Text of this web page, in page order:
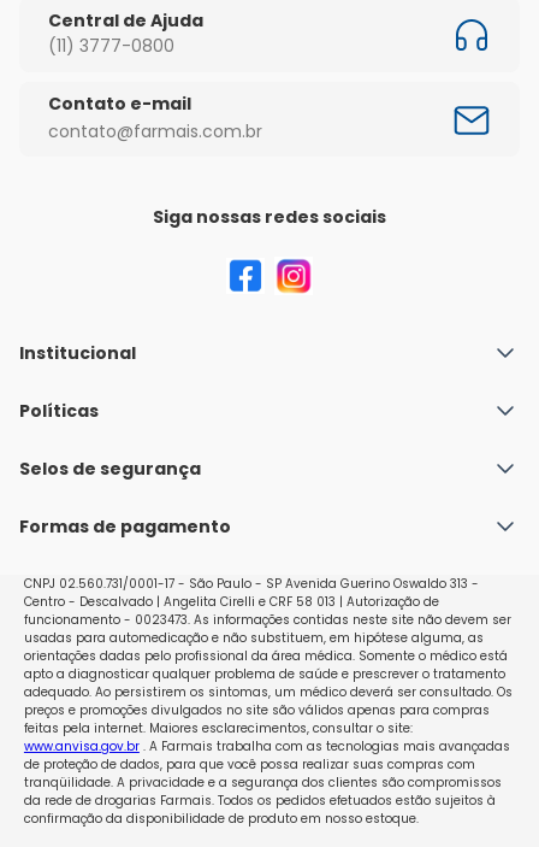
Central de Ajuda
(11) 3777-0800
Contato e-mail
contato@farmais.com.br
Siga nossas redes sociais
Institucional
Quem Somos
Nossas lojas
Políticas
Política de Envio
Políticas de Trocas e Devoluções
Selos de segurança
Formas de pagamento
CNPJ 02.560.731/0001-17 - São Paulo - SP Avenida Guerino Oswaldo 313 -
Centro - Descalvado | Angelita Cirelli e CRF 58 013 | Autorização de
funcionamento - 0023473. As informações contidas neste site não devem ser
usadas para automedicação e não substituem, em hipótese alguma, as
orientações dadas pelo profissional da área médica. Somente o médico está
apto a diagnosticar qualquer problema de saúde e prescrever o tratamento
adequado. Ao persistirem os sintomas, um médico deverá ser consultado. Os
preços e promoções divulgados no site são válidos apenas para compras
feitas pela internet. Maiores esclarecimentos, consultar o site:
www.anvisa.gov.br. A Farmais trabalha com as tecnologias mais avançadas
de proteção de dados, para que você possa realizar suas compras com
tranqüilidade. A privacidade e a segurança dos clientes são compromissos
da rede de drogarias Farmais. Todos os pedidos efetuados estão sujeitos à
confirmação da disponibilidade de produto em nosso estoque.